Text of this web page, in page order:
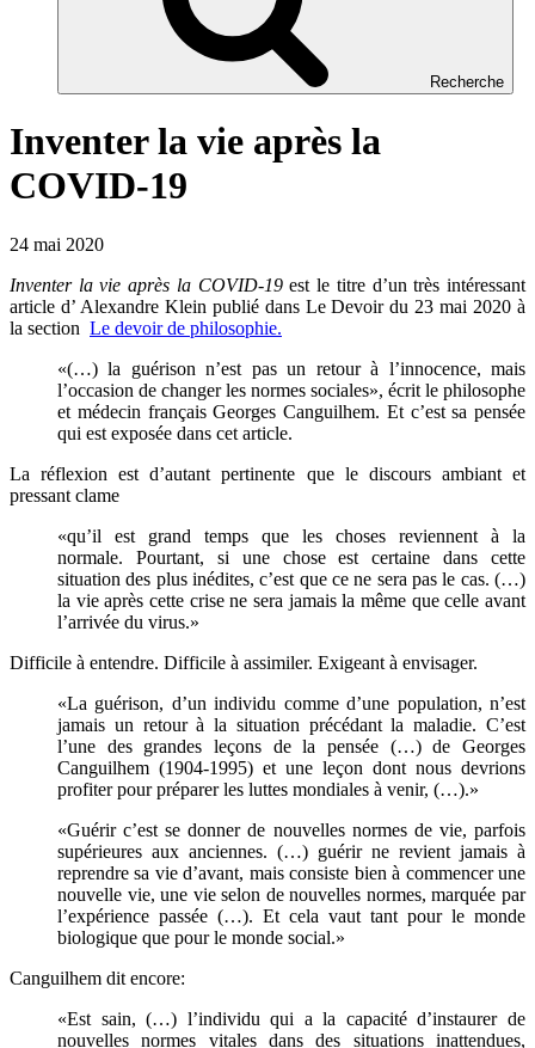
Recherche
Inventer la vie après la
COVID-19
24 mai 2020
Inventer la vie après la COVID-19est le titre d’un très intéressant
article d’ Alexandre Klein publié dans Le Devoir du 23 mai 2020 à
la section Le devoir de philosophie.
«(…) la guérison n’est pas un retour à l’innocence, mais
l’occasion de changer les normes sociales», écrit le philosophe
et médecin français Georges Canguilhem. Et c’est sa pensée
qui est exposée dans cet article.
La réflexion est d’autant pertinente que le discours ambiant et
pressant clame
«qu’il est grand temps que les choses reviennent à la
normale. Pourtant, si une chose est certaine dans cette
situation des plus inédites, c’est que ce ne sera pas le cas. (…)
la vie après cette crise ne sera jamais la même que celle avant
l’arrivée du virus.»
Difficile à entendre. Difficile à assimiler. Exigeant à envisager.
«La guérison, d’un individu comme d’une population, n’est
jamais un retour à la situation précédant la maladie. C’est
l’une des grandes leçons de la pensée (…) de Georges
Canguilhem (1904-1995) et une leçon dont nous devrions
profiter pour préparer les luttes mondiales à venir, (…).»
«Guérir c’est se donner de nouvelles normes de vie, parfois
supérieures aux anciennes. (…) guérir ne revient jamais à
reprendre sa vie d’avant, mais consiste bien à commencer une
nouvelle vie, une vie selon de nouvelles normes, marquée par
l’expérience passée (…). Et cela vaut tant pour le monde
biologique que pour le monde social.»
Canguilhem dit encore:
«Est sain, (…) l’individu qui a la capacité d’instaurer de
nouvelles normes vitales dans des situations inattendues,